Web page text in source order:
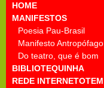
HOME
MANIFESTOS
Poesia Pau-Brasil
Manifesto Antropófago
Do teatro, que é bom
BIBLIOTEQUINHA
REDE INTERNETOTEM